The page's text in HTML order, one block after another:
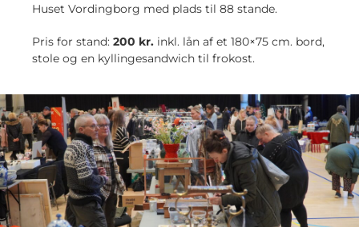
Huset Vordingborg med plads til 88 stande.
Pris for stand: 200 kr. inkl. lån af et 180×75 cm. bord,
stole og en kyllingesandwich til frokost.